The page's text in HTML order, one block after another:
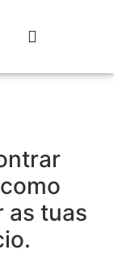
as tuas